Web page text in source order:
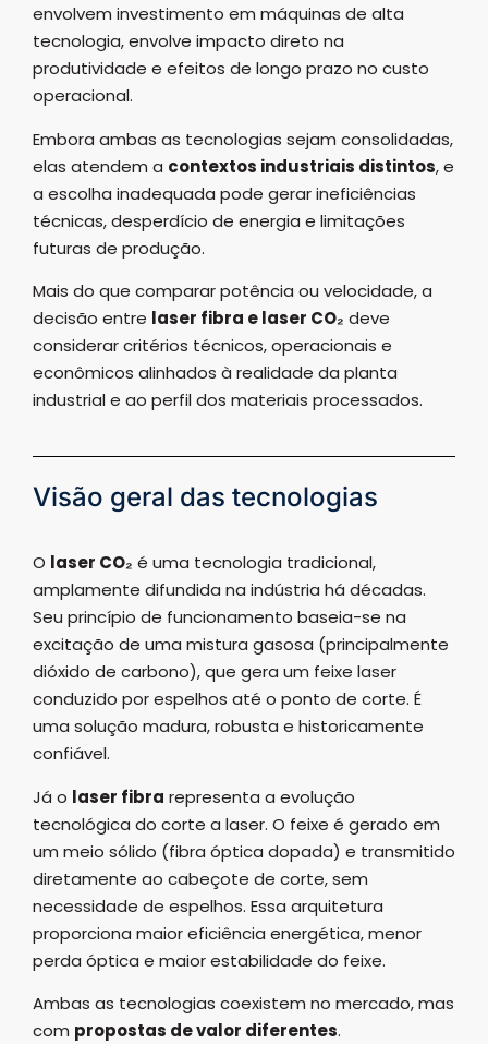
envolvem investimento em máquinas de alta
tecnologia, envolve impacto direto na
produtividade e efeitos de longo prazo no custo
operacional.
Embora ambas as tecnologias sejam consolidadas,
elas atendem a contextos industriais distintos, e
a escolha inadequada pode gerar ineficiências
técnicas, desperdício de energia e limitações
futuras de produção.
Mais do que comparar potência ou velocidade, a
decisão entre laser fibra e laser CO₂ deve
considerar critérios técnicos, operacionais e
econômicos alinhados à realidade da planta
industrial e ao perfil dos materiais processados.
Visão geral das tecnologias
O laser CO₂ é uma tecnologia tradicional,
amplamente difundida na indústria há décadas.
Seu princípio de funcionamento baseia-se na
excitação de uma mistura gasosa (principalmente
dióxido de carbono), que gera um feixe laser
conduzido por espelhos até o ponto de corte. É
uma solução madura, robusta e historicamente
confiável.
Já o laser fibra representa a evolução
tecnológica do corte a laser. O feixe é gerado em
um meio sólido (fibra óptica dopada) e transmitido
diretamente ao cabeçote de corte, sem
necessidade de espelhos. Essa arquitetura
proporciona maior eficiência energética, menor
perda óptica e maior estabilidade do feixe.
Ambas as tecnologias coexistem no mercado, mas
com propostas de valor diferentes.